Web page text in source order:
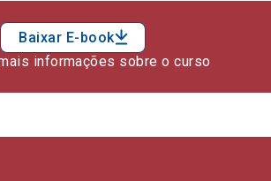
informações sobre o curso
Baixar E-book